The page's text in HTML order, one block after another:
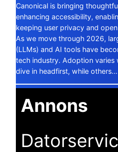
Canonical is bringing
enhancing accessibility,
keeping user privacy and
As we move through 2026,
(LLMs) and AI tools have
tech industry. Adoption varies
dive in headfirst, while
Annons